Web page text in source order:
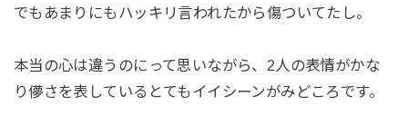
でもあまりにもハッキリ言われたから傷ついてたし。
本当の心は違うのにって思いながら、2人の表情がかな
り儚さを表しているとてもイイシーンがみどころです。